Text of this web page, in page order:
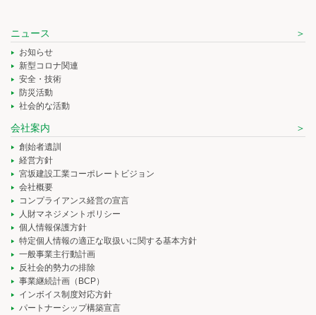
ニュース
お知らせ
新型コロナ関連
安全・技術
防災活動
社会的な活動
会社案内
創始者遺訓
経営方針
宮坂建設工業コーポレートビジョン
会社概要
コンプライアンス経営の宣言
人財マネジメントポリシー
個人情報保護方針
特定個人情報の適正な取扱いに関する基本方針
一般事業主行動計画
反社会的勢力の排除
事業継続計画（BCP）
インボイス制度対応方針
パートナーシップ構築宣言